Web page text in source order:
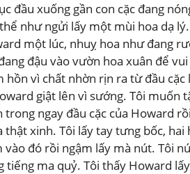
đầu xuống gần con cặc đang
như ngửi lấy một mùi hoa dạ
một lúc, nhuỵ hoa như đang
đậu vào vườn hoa xuân để
vì chất nhờn rịn ra từ đầu cặc
giật lên vì sướng. Tôi muốn
ngay đầu cặc của Howard
xinh. Tôi lấy tay tưng bốc, hai
đó rồi ngậm lấy mà nút. Tôi
tiếng ma quỷ. Tôi thấy Howard